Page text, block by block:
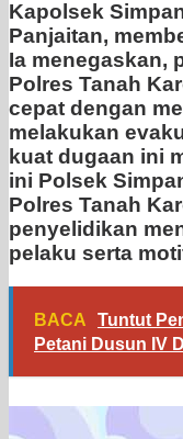
Kapolsek
Panjaitan,
Ia menegaskan,
Polres Tanah
cepat dengan
melakukan
kuat dugaan ini
ini Polsek
Polres Tanah
penyelidikan
pelaku serta
BACA
Tuntut
Petani Dusun IV